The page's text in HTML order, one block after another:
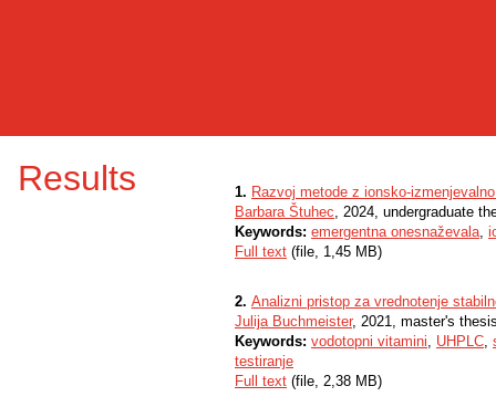
Results 1. Razvoj metode z ionsko-
Barbara Štuhec, 2024, undergraduate
Keywords: emergentna onesnaževala,
Full text (file, 1,45 MB)
2. Analizni pristop za vrednotenje
Julija Buchmeister, 2021, master's
Keywords: vodotopni vitamini, UHPLC,
testiranje
Full text (file, 2,38 MB)